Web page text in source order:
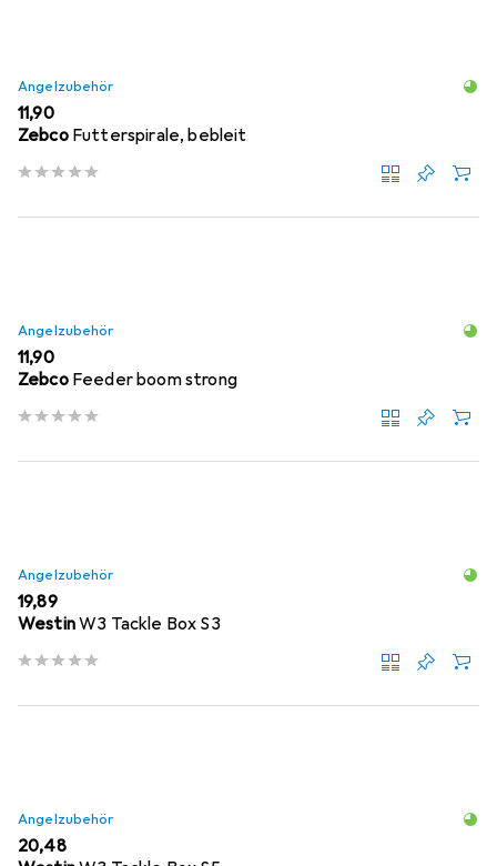
Angelzubehör
EUR
11,90
Zebco Futterspirale, bebleit
Angelzubehör
EUR
11,90
Zebco Feeder boom strong
Angelzubehör
EUR
19,89
WestinW3 Tackle Box S3
Angelzubehör
EUR
20,48